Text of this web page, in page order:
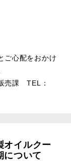
ご心配をおかけ
売課 TEL：
オイルクー
について